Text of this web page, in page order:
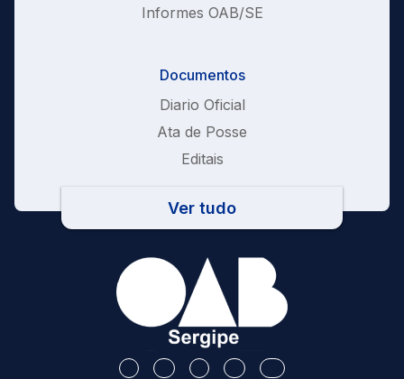
Informes OAB/SE
Documentos
Diario Oficial
Ata de Posse
Editais
Ver tudo